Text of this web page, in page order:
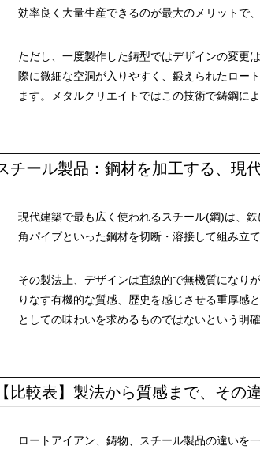
効率良く大量生産できるのが最大のメリットで
ただし、一度製作した鋳型ではデザインの変更
際に微細な空洞が入りやすく、鍛えられたロー
ます。メタルクリエイトではこの技術で鋳鋼に
チール製品：鋼材を加工する、現
現代建築で最も広く使われるスチール(鋼)は、
角パイプといった鋼材を切断・溶接して組み立
その製法上、デザインは直線的で無機質になり
りなす有機的な質感、歴史を感じさせる重厚感
としての味わいを求めるものではないという明
【比較表】製法から質感まで、その
ロートアイアン、鋳物、スチール製品の違いを